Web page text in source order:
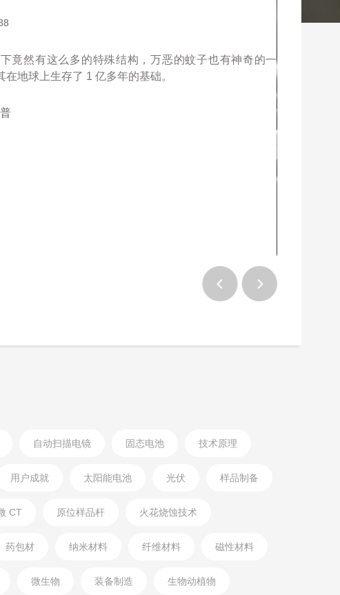
竟然有这么多的特殊结构，万恶的蚊子也有神奇的一
地球上生存了 1 亿多年的基础。
自动扫描电镜 固态电池 技术原理
用户成就 太阳能电池 光伏 样品制备
CT 原位样品杆 火花烧蚀技术
药包材 纳米材料 纤维材料 磁性材料
微生物 装备制造 生物动植物